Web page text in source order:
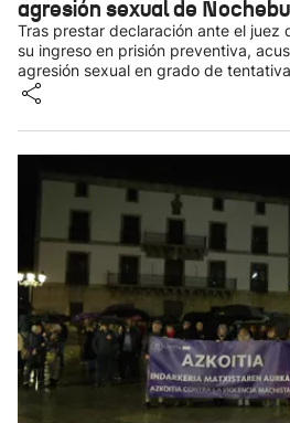
agresión sexual de
Tras prestar declaración ante el juez
su ingreso en prisión preventiva,
agresión sexual en grado de